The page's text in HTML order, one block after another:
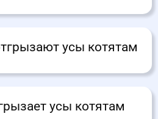
усы котятам
усы котятам